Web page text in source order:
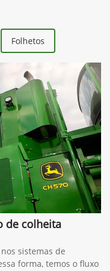
Folhetos
de colheita
sistemas de
forma, temos o fluxo